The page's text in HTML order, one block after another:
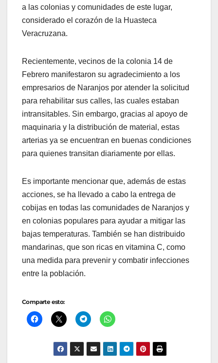
a las colonias y comunidades de este lugar,
considerado el corazón de la Huasteca
Veracruzana.
Recientemente, vecinos de la colonia 14 de
Febrero manifestaron su agradecimiento a los
empresarios de Naranjos por atender la solicitud
para rehabilitar sus calles, las cuales estaban
intransitables. Sin embargo, gracias al apoyo de
maquinaria y la distribución de material, estas
arterias ya se encuentran en buenas condiciones
para quienes transitan diariamente por ellas.
Es importante mencionar que, además de estas
acciones, se ha llevado a cabo la entrega de
cobijas en todas las comunidades de Naranjos y
en colonias populares para ayudar a mitigar las
bajas temperaturas. También se han distribuido
mandarinas, que son ricas en vitamina C, como
una medida para prevenir y combatir infecciones
entre la población.
Comparte esto: